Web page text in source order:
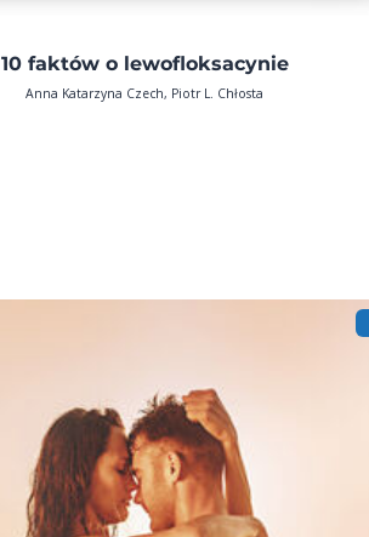
10 faktów o lewofloksacynie
Anna Katarzyna Czech, Piotr L. Chłosta